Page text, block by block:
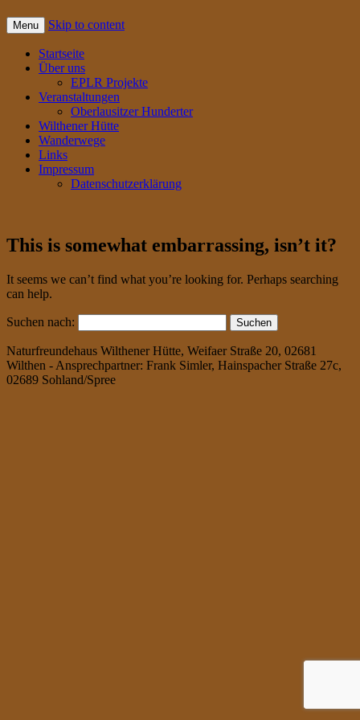
Menu Skip to content
Startseite
Über uns
EPLR Projekte
Veranstaltungen
Oberlausitzer Hunderter
Wilthener Hütte
Wanderwege
Links
Impressum
Datenschutzerklärung
This is somewhat embarrassing, isn’t it?
It seems we can’t find what you’re looking for. Perhaps searching
can help.
Suchen nach:
Naturfreundehaus Wilthener Hütte, Weifaer Straße 20, 02681
Wilthen - Ansprechpartner: Frank Simler, Hainspacher Straße 27c,
02689 Sohland/Spree